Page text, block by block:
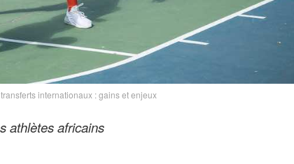
internationaux : gains et enjeux
athlètes africains